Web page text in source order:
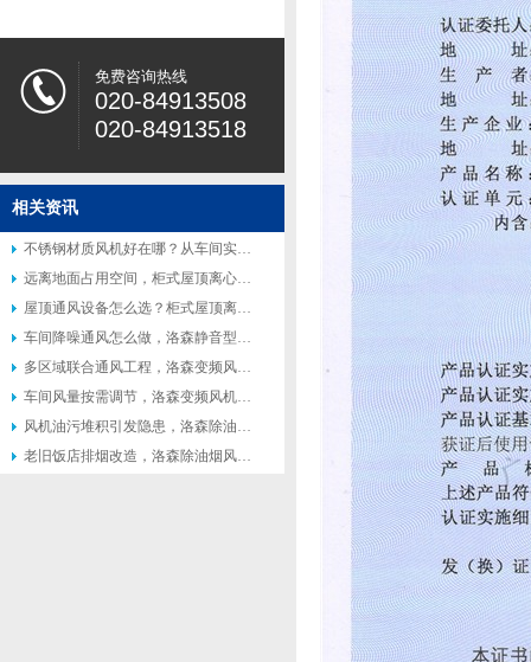
免费咨询热线
020-84913508
020-84913518
相关资讯
不锈钢材质风机好在哪？从车间实际使用场景说起
远离地面占用空间，柜式屋顶离心风机受到众多工厂青睐
屋顶通风设备怎么选？柜式屋顶离心风机适配多种工业场景
车间降噪通风怎么做，洛森静音型柜式离心风机适配高要求工况
多区域联合通风工程，洛森变频风机便于联动控制系统搭建
车间风量按需调节，洛森变频风机灵活匹配不同生产工况
风机油污堆积引发隐患，洛森除油烟风机便于日常清理维护
老旧饭店排烟改造，洛森除油烟风机适配原有管道不用大面积施工